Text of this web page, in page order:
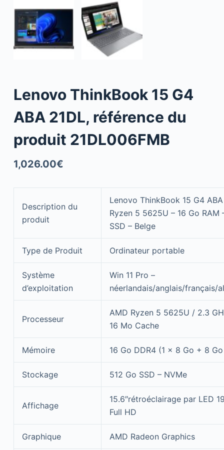
Lenovo ThinkBook 15 G4
ABA 21DL, référence du
produit 21DL006FMB
1,026.00€
Description du
produit
Lenovo ThinkBook 15 G4 ABA
Ryzen 5 5625U – 16 Go RAM
SSD – Belge
Type de Produit Ordinateur portable
Système
d’exploitation
Win 11 Pro –
néerlandais/anglais/français/
Processeur
AMD Ryzen 5 5625U / 2.3
16 Mo Cache
Mémoire 16 Go DDR4 (1 x 8 Go + 8
Stockage 512 Go SSD – NVMe
Affichage
15.6″rétroéclairage par LED
Full HD
Graphique AMD Radeon Graphics